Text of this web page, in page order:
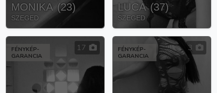
MONIKA (23)
SZEGED
LUCA (37)
SZEGED
FÉNYKÉP-
GARANCIA
17
FÉNYKÉP-
GARANCIA
3